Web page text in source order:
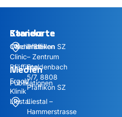
Standorte
Pfäffikon SZ
– Zentrum
Staldenbach
5/7, 8808
Pfäffikon SZ
Liestal –
Hammerstrasse
Standorte
Cardiance
Clinic
Pfäffikon
Ergolz
Klinik
Liestal
Karriere
Offene Stellen
Medien
Publikationen